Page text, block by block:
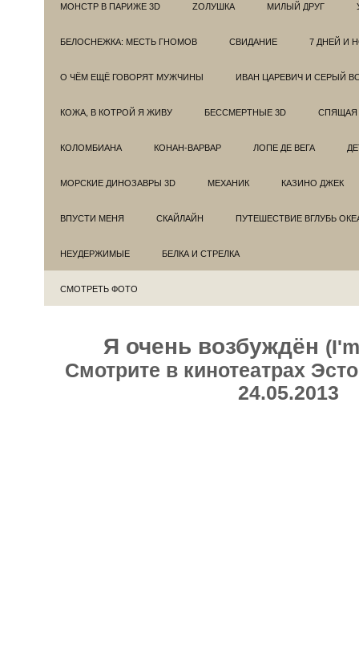
МОНСТР В ПАРИЖЕ 3D ZОЛУШКА МИЛЫЙ ДРУГ
БЕЛОСНЕЖКА: МЕСТЬ ГНОМОВ СВИДАНИЕ 7 ДНЕЙ И
О ЧЁМ ЕЩЁ ГОВОРЯТ МУЖЧИНЫ ИВАН ЦАРЕВИЧ И СЕРЫЙ
КОЖА, В КОТРОЙ Я ЖИВУ БЕССМЕРТНЫЕ 3D СПЯЩАЯ
КОЛОМБИАНА КОНАН-ВАРВАР ЛОПЕ ДЕ ВЕГА
МОРСКИЕ ДИНОЗАВРЫ 3D МЕХАНИК КАЗИНО ДЖЕК
ВПУСТИ МЕНЯ СКАЙЛАЙН ПУТЕШЕСТВИЕ ВГЛУБЬ
НЕУДЕРЖИМЫЕ БЕЛКА И СТРЕЛКА
СМОТРЕТЬ ФОТО
Я очень возбуждён
Смотрите в кинотеатрах
24.05.2013